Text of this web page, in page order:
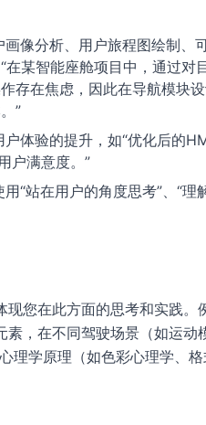
像分析、用户旅程图绘制、
某智能座舱项目中，通过对
存在焦虑，因此在导航模块
”
体验的提升，如“优化后的
户满意度。”
“站在用户的角度思考”、“理
您在此方面的思考和实践。
，在不同驾驶场景（如运动
理学原理（如色彩心理学、